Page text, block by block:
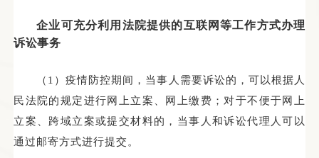
企业可充分利用法院提供的互联网等工作方式办理
诉讼事务
（ 1 ）疫情防控期间，当事人需要诉讼的，可以根据人
民法院的规定进行网上立案、网上缴费；对于不便于网上
立案、跨域立案或提交材料的，当事人和诉讼代理人可以
通过邮寄方式进行提交。